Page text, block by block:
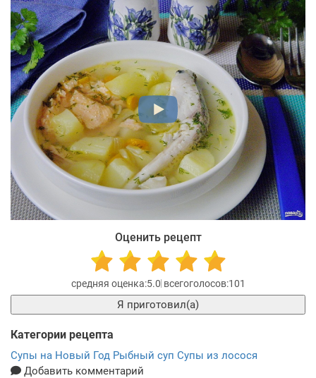
Оценить рецепт
5.0 101
Я приготовил(а)
Категории рецепта
Супы на Новый Год Рыбный суп Супы из лосося
Добавить комментарий